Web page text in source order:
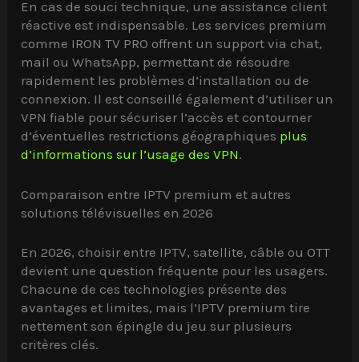
En cas de souci technique, une assistance client
réactive est indispensable. Les services premium
comme IRON TV PRO offrent un support via chat,
mail ou WhatsApp, permettant de résoudre
rapidement les problèmes d’installation ou de
connexion. Il est conseillé également d’utiliser un
VPN fiable pour sécuriser l’accès et contourner
d’éventuelles restrictions géographiques plus
d’informations sur l’usage des VPN.
Comparaison entre IPTV premium et autres
solutions télévisuelles en 2026
En 2026, choisir entre IPTV, satellite, câble ou OTT
devient une question fréquente pour les usagers.
Chacune de ces technologies présente des
avantages et limites, mais l’IPTV premium tire
nettement son épingle du jeu sur plusieurs
critères clés.